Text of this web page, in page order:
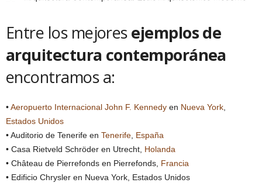
Entre los mejoresejemplos de
arquitectura contemporánea
encontramos a:
•Aeropuerto Internacional John F. Kennedy en Nueva York
Estados Unidos
• Auditorio de Tenerife en Tenerife España
• Casa Rietveld Schröder en Utrecht, Holanda
• Château de Pierrefonds en Pierrefonds, Francia
• Edificio Chrysler en Nueva York, Estados Unidos